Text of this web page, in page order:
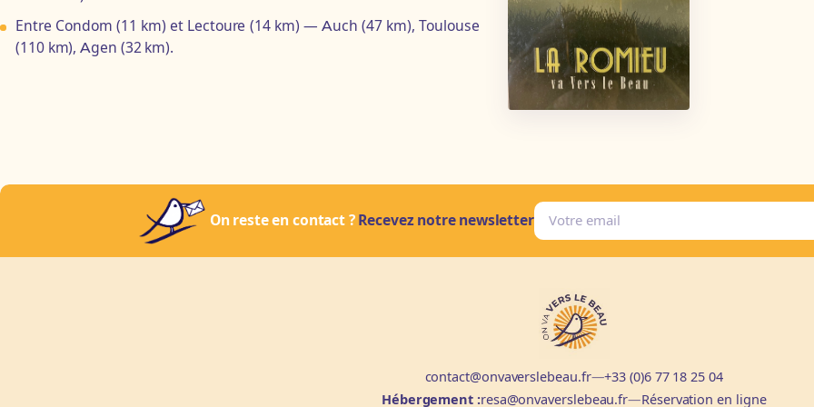
Entre Condom (11 km) et Lectoure (14 km) — Auch (47 km), Toulouse
(110 km), Agen (32 km).
On reste en contact ? Recevez notre newsletterEmail
contact@onvaverslebeau.fr—+33 (0)6 77 18 25 04
Hébergement :resa@onvaverslebeau.fr—Réservation en ligne